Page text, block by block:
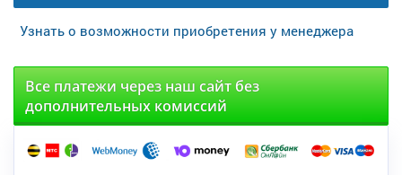
Узнать о возможности приобретения у менеджера
Все платежи через наш сайт без
дополнительных комиссий